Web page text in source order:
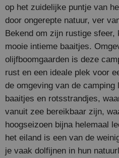
op het zuidelijke puntje van
door ongerepte natuur, ver
Bekend om zijn rustige sfeer,
mooie intieme baaitjes.
olijfboomgaarden is deze
rust en een ideale plek voor
de omgeving van de camping
baaitjes en rotsstrandjes,
vanuit zee bereikbaar zijn,
hoogseizoen bijna helemaal
het eiland is een van de
je vaak dolfijnen in hun